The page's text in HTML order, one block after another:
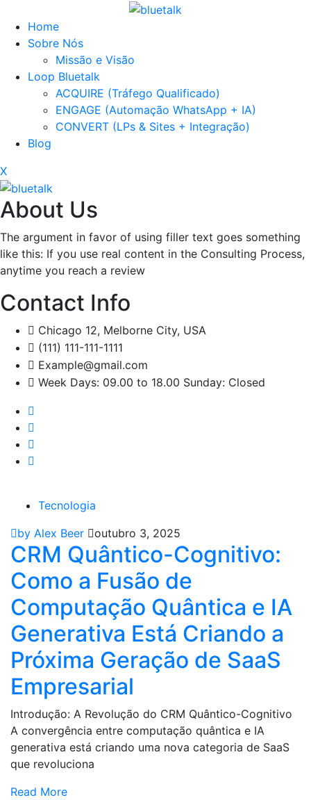
Home
Sobre Nós
Missão e Visão
Loop Bluetalk
ACQUIRE (Tráfego Qualificado)
ENGAGE (Automação WhatsApp + IA)
CONVERT (LPs & Sites + Integração)
Blog
X
About Us
The argument in favor of using filler text goes something
like this: If you use real content in the Consulting Process,
anytime you reach a review
Contact Info
Chicago 12, Melborne City, USA
(111) 111-111-1111
Example@gmail.com
Week Days: 09.00 to 18.00 Sunday: Closed
Tecnologia
by Alex Beer
outubro 3, 2025
CRM Quântico-Cognitivo:
Como a Fusão de
Computação Quântica e IA
Generativa Está Criando a
Próxima Geração de SaaS
Empresarial
Introdução: A Revolução do CRM Quântico-Cognitivo
A convergência entre computação quântica e IA
generativa está criando uma nova categoria de SaaS
que revoluciona
Read More